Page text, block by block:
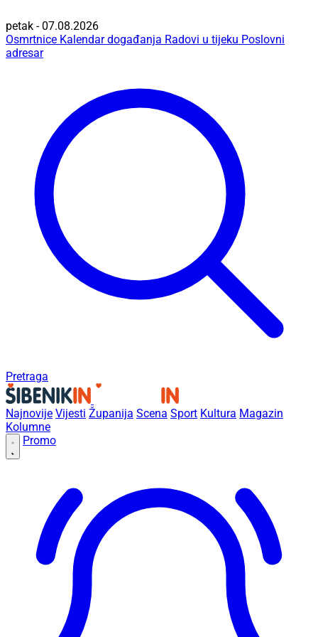
petak - 07.08.2026
Osmrtnice Kalendar događanja Radovi u tijeku Poslovni
adresar
Pretraga
Najnovije Vijesti Županija Scena Sport Kultura Magazin
Kolumne
Promo